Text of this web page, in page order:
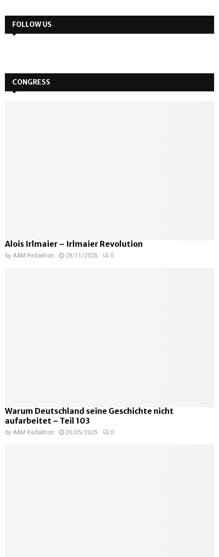
FOLLOW US
CONGRESS
Alois Irlmaier – Irlmaier Revolution
by AAM Redaktion 28/11/2025 0
Warum Deutschland seine Geschichte nicht
aufarbeitet – Teil 103
by AAM Redaktion 20/05/2025 0